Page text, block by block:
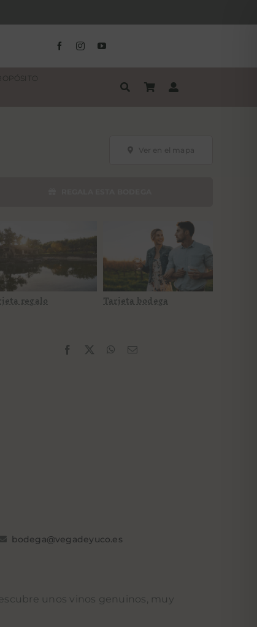
Ver en el mapa
Tarjeta regalo
regalo
Tarjeta bodega
Tarjeta bodega
bodega@vegadeyuco.es
unos vinos genuinos, muy